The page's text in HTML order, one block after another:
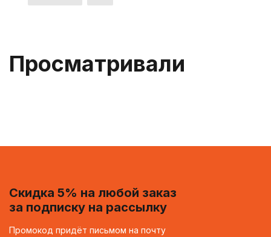
Просматривали
Скидка 5% на любой заказ
за подписку на рассылку
Промокод придёт письмом на почту